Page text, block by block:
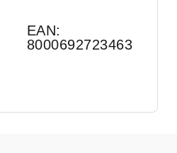
EAN:
8000692723463